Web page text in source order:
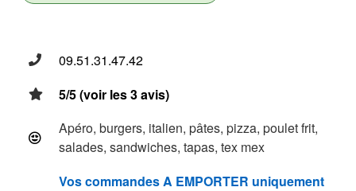
09.51.31.47.42
5/5 (voir les 3 avis)
Apéro, burgers, italien, pâtes, pizza, poulet frit,
salades, sandwiches, tapas, tex mex
Vos commandes A EMPORTER uniquement